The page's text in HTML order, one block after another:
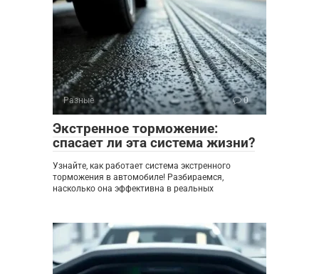
Разные 0
Экстренное торможение:
спасает ли эта система жизни?
Узнайте, как работает система экстренного
торможения в автомобиле! Разбираемся,
насколько она эффективна в реальных